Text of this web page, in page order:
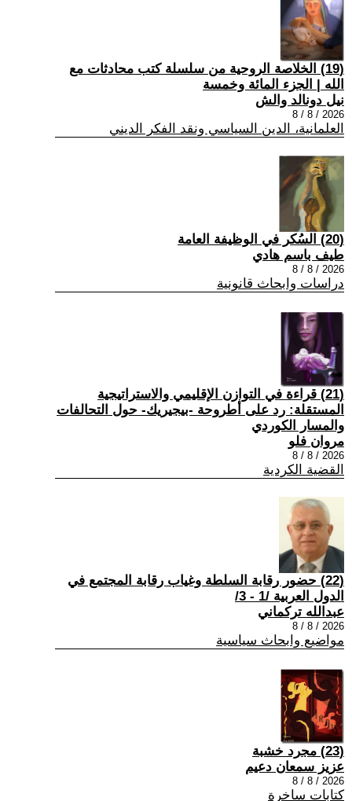
(19) الخلاصة الروحية من سلسلة كتب محادثات مع
الله | الجزء المائة وخمسة
نيل دونالد والش
2026 / 8 / 8
العلمانية، الدين السياسي ونقد الفكر الديني
(20) السُكر في الوظيفة العامة
طيف باسم هادي
2026 / 8 / 8
دراسات وابحاث قانونية
(21) قراءة في التوازن الإقليمي والاستراتيجية
المستقلة: رد على أطروحة -بيجيريك- حول التحالفات
والمسار الكوردي
مروان فلو
2026 / 8 / 8
القضية الكردية
(22) حضور رقابة السلطة وغياب رقابة المجتمع في
الدول العربية /1 - 3/
عبدالله تركماني
2026 / 8 / 8
مواضيع وابحاث سياسية
(23) مجرد خشبة
عزيز سمعان دعيم
2026 / 8 / 8
كتابات ساخرة